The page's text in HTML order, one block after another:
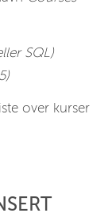
SQL)
over kurser